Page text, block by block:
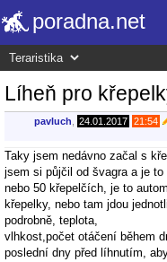
poradna.net
Líheň pro
pavluch 24.01.2017 21:54
Taky jsem nedávno začal s
jsem si půjčil od švagra a je
nebo 50 křepelčích, je to
křepelky, nebo tam jdou
podrobně, teplota,
vlhkost,počet otáčení během
poslední dny před líhnutím,